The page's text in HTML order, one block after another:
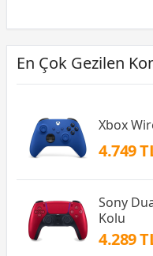
En Çok Gezilen
Xbox
4.749
Sony
Kolu
4.289